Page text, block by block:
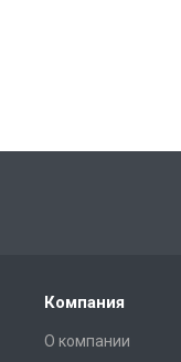
Компания
О компании